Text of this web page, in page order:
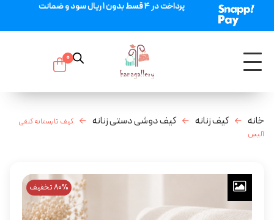
پرداخت در 4 قسط بدون 1 ریال سود و ضمانت
0
خانه کیف زنانه کیف دوشی دستی زنانه
کیف تابستانه کنفی
آلیس
80% تخفیف